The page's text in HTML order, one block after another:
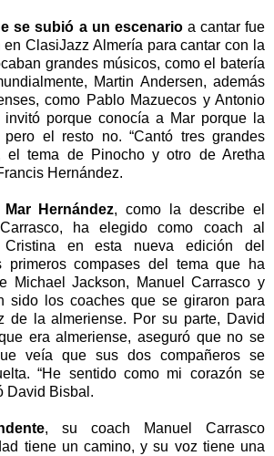
se subió a un escenario a cantar fue
ClasiJazz Almería para cantar con la
grandes músicos, como el batería
Martin Andersen, además
como Pablo Mazuecos y Antonio
porque conocía a Mar porque la
pero el resto no. “Cantó tres grandes
el tema de Pinocho y otro de Aretha
Hernández.
Hernández, como la describe el
ha elegido como coach al
en esta nueva edición del
compases del tema que ha
Michael Jackson, Manuel Carrasco y
sido los coaches que se giraron para
de la almeriense. Por su parte, David
era almeriense, aseguró que no se
veía que sus dos compañeros se
“He sentido como mi corazón se
David Bisbal.
, su coach Manuel Carrasco
tiene un camino, y su voz tiene una